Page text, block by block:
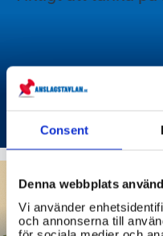
Consent
Denna webbplats
Vi använder
och annonserna till
Viktigt att